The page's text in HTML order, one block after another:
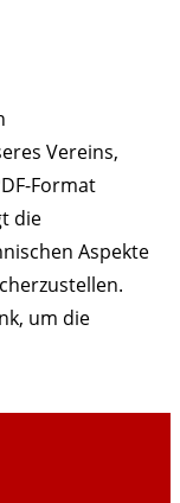
Vereins,
Format
die
Aspekte
um die